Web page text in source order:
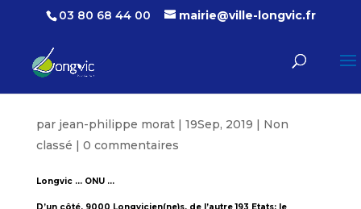
03 80 68 44 00 mairie@ville-longvic.fr
par jean-philippe morat| 19Sep, 2019 | Non
classé | 0 commentaires
Longvic … ONU …
D’un côté, 9000 Longvicien(ne)s, de l’autre 193 Etats: le